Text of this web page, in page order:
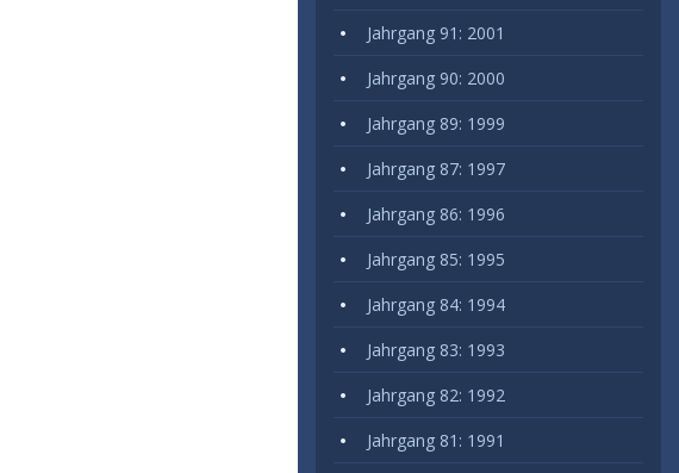
Jahrgang 91: 2001
Jahrgang 90: 2000
Jahrgang 89: 1999
Jahrgang 87: 1997
Jahrgang 86: 1996
Jahrgang 85: 1995
Jahrgang 84: 1994
Jahrgang 83: 1993
Jahrgang 82: 1992
Jahrgang 81: 1991